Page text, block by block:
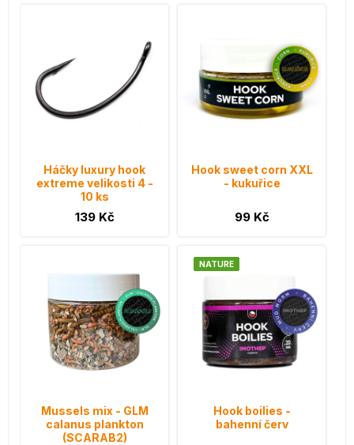
Háčky luxury hook
extreme velikosti 4 -
10 ks
139 Kč
Hook sweet corn XXL
- kukuřice
99 Kč
Mussels mix - GLM
calanus plankton
(SCARAB2)
NATURE
Hook boilies -
bahenní červ